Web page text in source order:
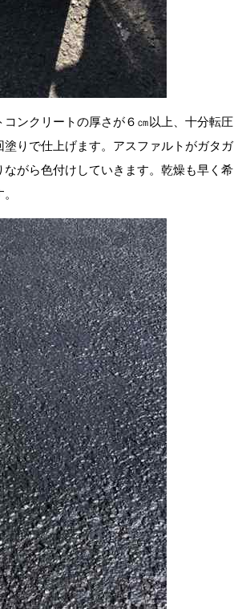
ンクリートの厚さが６㎝以上、十分転圧
りで仕上げます。アスファルトがガタガ
がら色付けしていきます。乾燥も早く希